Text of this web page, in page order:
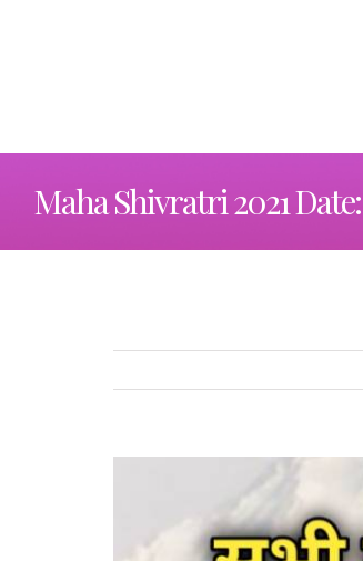
Maha Shivratri 2021 Date: